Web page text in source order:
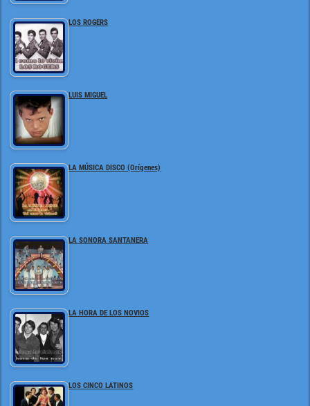
LOS ROGERS
LUIS MIGUEL
LA MÚSICA DISCO (Orígenes)
LA SONORA SANTANERA
LA HORA DE LOS NOVIOS
LOS CINCO LATINOS